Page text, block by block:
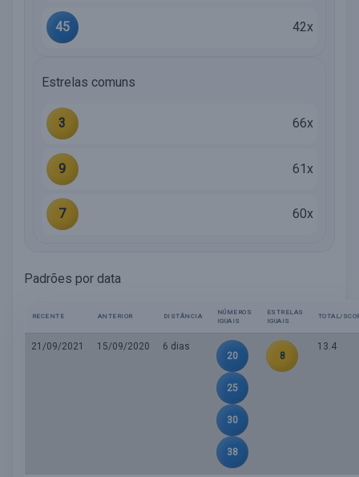
45 42x
Estrelas comuns
3 66x
9 61x
7 60x
Padrões por data
RECENTE ANTERIOR DISTÂNCIA
NÚMEROS
IGUAIS
ESTRELAS
IGUAIS
TOTAL/
21/09/2021 15/09/2020
6 dias
20
25
30
38
8
13.4